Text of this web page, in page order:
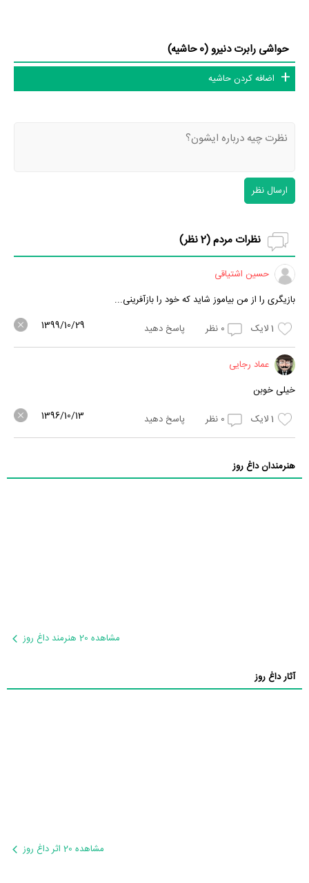
حواشی رابرت دنیرو (0 حاشیه)
اضافه کردن حاشیه
ارسال نظر
نظرات مردم (2نظر)
حسین اشتیاقی
بازیگری را از من بیاموز شاید که خود را بازآفرینی...
1لایک 0 نظر پاسخ دهید 1399/10/29
عماد رجایی
خیلی خوبن
1لایک 0 نظر پاسخ دهید 1396/10/13
هنرمندان داغ روز
مشاهده 20 هنرمند داغ روز
آثار داغ روز
مشاهده 20 اثر داغ روز